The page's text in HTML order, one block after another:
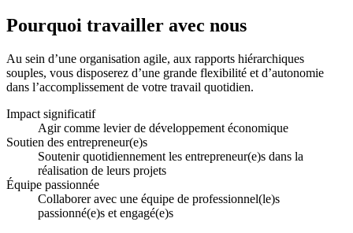
Pourquoi travailler avec nous
Au sein d’une organisation agile, aux rapports hiérarchiques
souples, vous disposerez d’une grande flexibilité et d’autonomie
dans l’accomplissement de votre travail quotidien.
Impact significatif
Agir comme levier de développement économique
Soutien des entrepreneur(e)s
Soutenir quotidiennement les entrepreneur(e)s dans la
réalisation de leurs projets
Équipe passionnée
Collaborer avec une équipe de professionnel(le)s
passionné(e)s et engagé(e)s